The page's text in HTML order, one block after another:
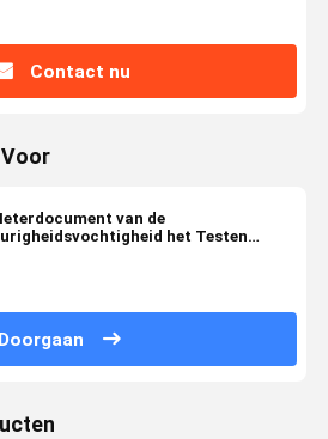
Contact nu
Voor
van de
het Testen
Doorgaan